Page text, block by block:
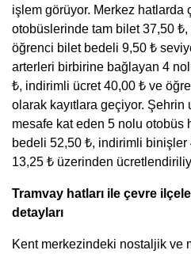
işlem görüyor. Merkez hatlarda
otobüslerinde tam bilet 37,50
öğrenci bilet bedeli 9,50 ₺
arterleri birbirine bağlayan 4
₺, indirimli ücret 40,00 ₺ ve
olarak kayıtlara geçiyor. Şehrin
mesafe kat eden 5 nolu otobüs
bedeli 52,50 ₺, indirimli
13,25 ₺ üzerinden
Tramvay hatları ile çevre
detayları
Kent merkezindeki nostaljik ve